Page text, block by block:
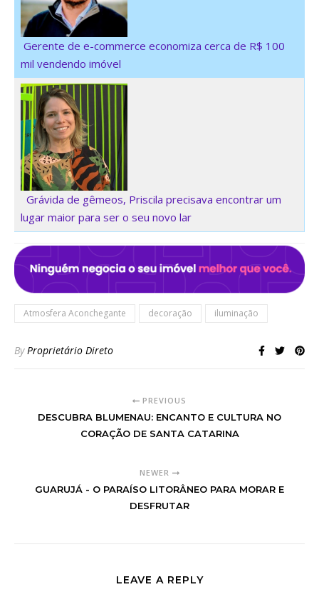
Gerente de e-commerce economiza cerca de R$ 100
mil vendendo imóvel
Grávida de gêmeos, Priscila precisava encontrar um
lugar maior para ser o seu novo lar
Atmosfera Aconchegante decoração iluminação
ByProprietário Direto
PREVIOUS
DESCUBRA BLUMENAU: ENCANTO E CULTURA NO
CORAÇÃO DE SANTA CATARINA
NEWER
GUARUJÁ - O PARAÍSO LITORÂNEO PARA MORAR E
DESFRUTAR
LEAVE A REPLY